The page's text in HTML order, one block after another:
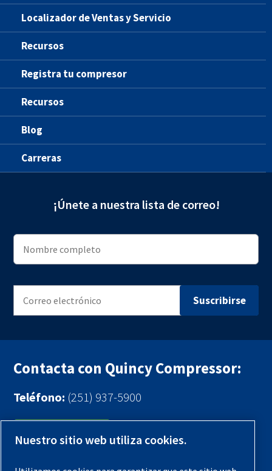
Localizador de Ventas y Servicio
Recursos
Registra tu compresor
Recursos
Blog
Carreras
¡Únete a nuestra lista de correo!
Contacta con Quincy Compressor:
Teléfono: (251) 937-5900
Contáctenos
Registra tu compresor
Nuestro sitio web utiliza cookies.